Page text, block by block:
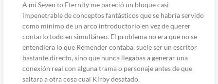
A mí Seven to Eternity me pareció un bloque casi
impenetrable de conceptos fantásticos que se habría servido
como mínimo de un arco introductorio en vez de querer
contarlo todo en simultáneo. El problema no era que no se
entendiera lo que Remender contaba, suele ser un escritor
bastante directo, sino que nunca llegabas a generar una
conexión real con alguna trama o personaje antes de que
saltara a otra cosa cual Kirby desatado.